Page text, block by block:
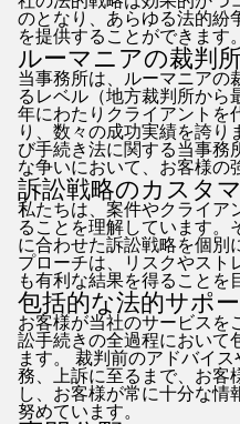
のとなり、あらゆる法的紛
を提供することができます。
ルーマニアの裁判
当事務所は、ルーマニアの
るレベル（地方裁判所から
年にわたりクライアントを
り、数々の成功実績を誇り
び手続き法に関する当事務
な争いにおいて、お客様の
訴訟戦略のカスタ
私たちは、案件やクライア
ることを理解しています。
に合わせた訴訟戦略を個別
プローチは、リスクやスト
も有利な結果を得ることを
包括的な法的サポー
お客様が当社のサービスを
訟手続きの全過程において
ます。 裁判前のアドバイ
務、上訴に至るまで、お客
し、お客様が常に十分な情
努めています。